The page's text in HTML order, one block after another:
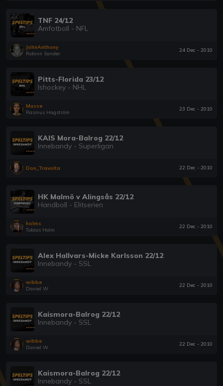
TNF 24/12
Amfotboll - NFL
JohnAnthony
Robinn Sander
24 Dec - 2010
Pitts-Florida 23/12
Ishockey - NHL
Musse
Rasmus Hagström
23 Dec - 2010
KAIS Mora-Balrog 22/12
Innebandy - Superligan
Don_Travolta 22 Dec - 2010
HK Malmö v Alingsås 22/12
Handboll - Elitserien
holms
Tobias Holm
22 Dec - 2010
Alex Hallvars-Micke Karlsson 22/12
Innebandy - SSL
wibbe
Daniel W
22 Dec - 2010
Kaismora-Balrog 22/12
Innebandy - SSL
wibbe
Daniel W
22 Dec - 2010
Kaismora-Balrog 22/12
Innebandy - SSL